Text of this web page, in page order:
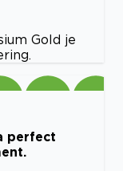
Gold je
perfect